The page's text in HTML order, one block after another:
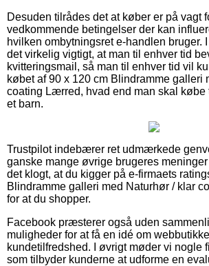
Desuden tilrådes det at køber er på vagt
vedkommende betingelser der kan
hvilken ombytningsret e-handlen bruger.
det virkelig vigtigt, at man til enhver tid
kvitteringsmail, så man til enhver tid vil
købet af 90 x 120 cm Blindramme galleri
coating Lærred, hvad end man skal købe
et barn.
Trustpilot indebærer ret udmærkede
ganske mange øvrige brugeres
det klogt, at du kigger på e-firmaets
Blindramme galleri med Naturhør / klar
for at du shopper.
Facebook præsterer også uden
muligheder for at få en idé om
kundetilfredshed. I øvrigt møder vi nogle
som tilbyder kunderne at udforme en